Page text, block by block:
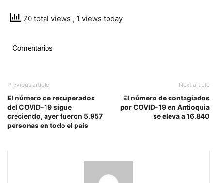
70 total views , 1 views today
Comentarios
Previous article
El número de recuperados
del COVID-19 sigue
creciendo, ayer fueron 5.957
personas en todo el país
Next article
El número de contagiados
por COVID-19 en Antioquia
se eleva a 16.840